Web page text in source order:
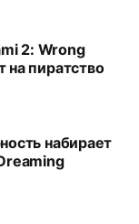
2: Wrong
на пиратство
набирает